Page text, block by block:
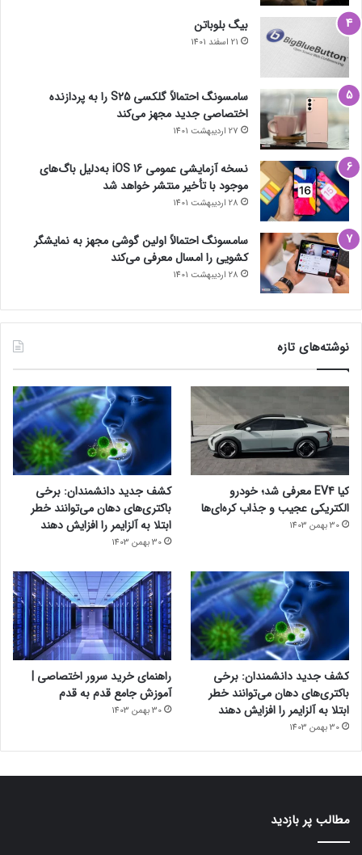
بیگ بلوباتن
21 اسفند 1401
سامسونگ احتمالاً گلکسی S25 را به پردازنده
اختصاصی جدید مجهز می‌کند
27 اردیبهشت 1401
نسخه آزمایشی عمومی iOS 16 به‌دلیل باگ‌های
موجود با تأخیر منتشر خواهد شد
28 اردیبهشت 1401
سامسونگ احتمالاً اولین گوشی مجهز به نمایشگر
کشویی را امسال معرفی می‌کند
28 اردیبهشت 1401
نوشته‌های تازه
کیا EV4 معرفی شد؛ خودرو
الکتریکی عجیب و جذاب کره‌ای‌ها
30 بهمن 1403
کشف جدید دانشمندان: برخی
باکتری‌های دهان می‌توانند خطر
ابتلا به آلزایمر را افزایش دهند
30 بهمن 1403
کشف جدید دانشمندان: برخی
باکتری‌های دهان می‌توانند خطر
ابتلا به آلزایمر را افزایش دهند
30 بهمن 1403
راهنمای خرید سرور اختصاصی |
آموزش جامع قدم به قدم
30 بهمن 1403
مطالب پر بازدید